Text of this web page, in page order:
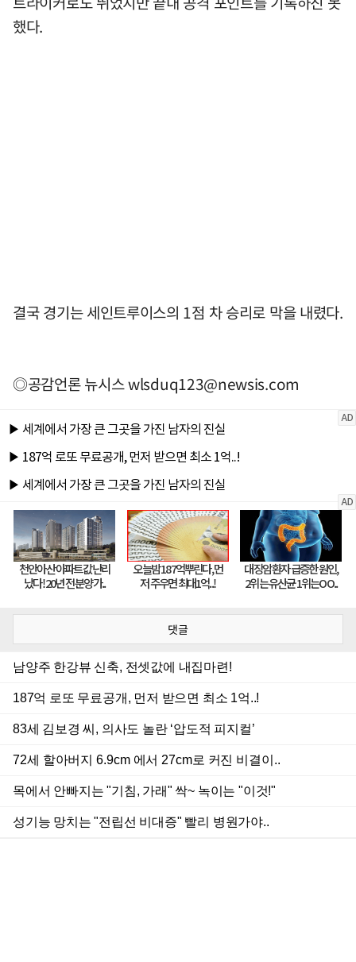
했다.
결국 경기는 세인트루이스의 1점 차 승리로 막을 내렸다.
◎공감언론 뉴시스wlsduq123@newsis.com
댓글